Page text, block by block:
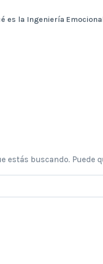
es la Ingeniería
estás buscando. Puede